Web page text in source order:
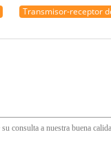
Transmisor-receptor